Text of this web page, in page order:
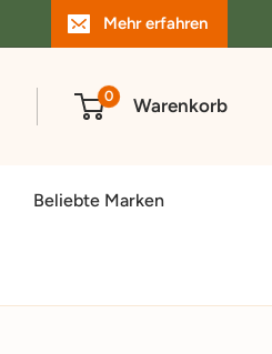
Mehr erfahren
0 Warenkorb
Beliebte Marken